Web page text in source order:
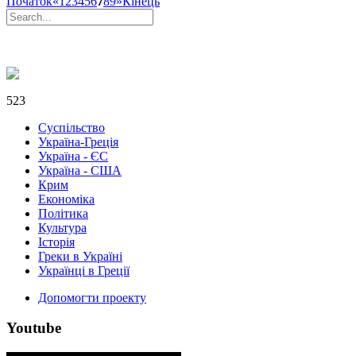
523
Суспільство
Україна-Греція
Україна - ЄС
Україна - США
Крим
Економіка
Політика
Культура
Історія
Греки в Україні
Українці в Греції
Допомогти проекту
Youtube